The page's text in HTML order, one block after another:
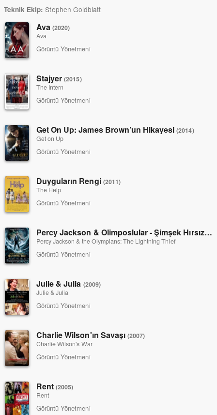
Teknik Ekip: Stephen Goldblatt
Ava(2020)
Ava
Görüntü Yönetmeni
Stajyer(2015)
The Intern
Görüntü Yönetmeni
Get On Up: James Brown’un Hikayesi(2014)
Get on Up
Görüntü Yönetmeni
Duyguların Rengi (2011)
The Help
Görüntü Yönetmeni
Percy Jackson & Olimposlular - Şimşek Hırsızı
Percy Jackson & the Olympians: The Lightning Thief
Görüntü Yönetmeni
Julie & Julia (2009)
Julie & Julia
Görüntü Yönetmeni
Charlie Wilson'ın Savaşı (2007)
Charlie Wilson's War
Görüntü Yönetmeni
Rent(2005)
Rent
Görüntü Yönetmeni